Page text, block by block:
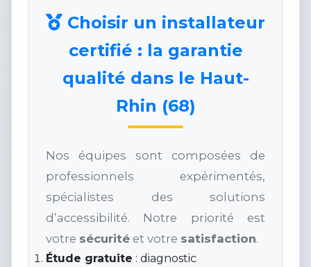
Choisir un installateur
certifié : la garantie
qualité dans le Haut-
Rhin (68)
Nos équipes sont composées de
professionnels expérimentés,
spécialistes des solutions
d’accessibilité. Notre priorité est
votre sécurité et votre satisfaction.
Étude gratuite : diagnostic